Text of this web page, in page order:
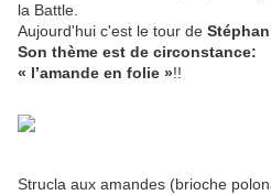
la Battle.
Aujourd'hui c'est le tour de
Son thème est de circonstance:
« l’amande en folie »!!
Strucla aux amandes (brioche